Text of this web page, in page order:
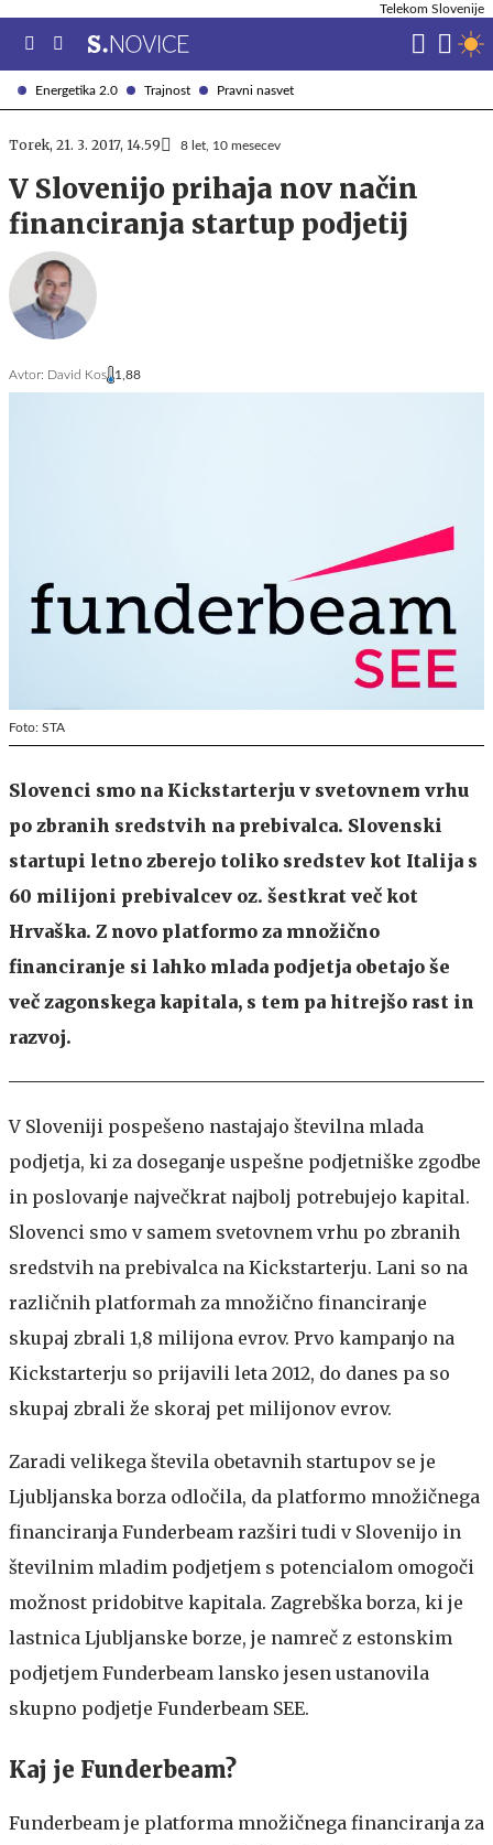
Energetika 2.0 Trajnost Pravni nasvet
Telekom Slovenije
Torek, 21. 3. 2017, 14.59 8 let, 10 mesecev
V Slovenijo prihaja nov način
financiranja startup podjetij
Avtor: David Kos 1,88
Foto: STA
Slovenci smo na Kickstarterju v svetovnem vrhu
po zbranih sredstvih na prebivalca. Slovenski
startupi letno zberejo toliko sredstev kot Italija s
60 milijoni prebivalcev oz. šestkrat več kot
Hrvaška. Z novo platformo za množično
financiranje si lahko mlada podjetja obetajo še
več zagonskega kapitala, s tem pa hitrejšo rast in
razvoj.
V Sloveniji pospešeno nastajajo številna mlada
podjetja, ki za doseganje uspešne podjetniške zgodbe
in poslovanje največkrat najbolj potrebujejo kapital.
Slovenci smo v samem svetovnem vrhu po zbranih
sredstvih na prebivalca na Kickstarterju. Lani so na
različnih platformah za množično financiranje
skupaj zbrali 1,8 milijona evrov. Prvo kampanjo na
Kickstarterju so prijavili leta 2012, do danes pa so
skupaj zbrali že skoraj pet milijonov evrov.
Zaradi velikega števila obetavnih startupov se je
Ljubljanska borza odločila, da platformo množičnega
financiranja Funderbeam razširi tudi v Slovenijo in
številnim mladim podjetjem s potencialom omogoči
možnost pridobitve kapitala. Zagrebška borza, ki je
lastnica Ljubljanske borze, je namreč z estonskim
podjetjem Funderbeam lansko jesen ustanovila
skupno podjetje Funderbeam SEE.
Kaj je Funderbeam?
Funderbeam je platforma množičnega financiranja za